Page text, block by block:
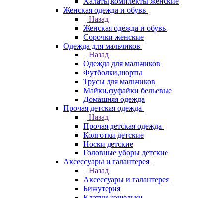
Женская одежда и обувь
Назад
Женская одежда и обувь
Сорочки женские
Одежда для мальчиков
Назад
Одежда для мальчиков
Футболки,шорты
Трусы для мальчиков
Майки,фуфайки бельевые
Домашняя одежда
Прочая детская одежда
Назад
Прочая детская одежда
Колготки детские
Носки детские
Головные уборы детские
Аксессуары и галантерея
Назад
Аксессуары и галантерея
Бижутерия